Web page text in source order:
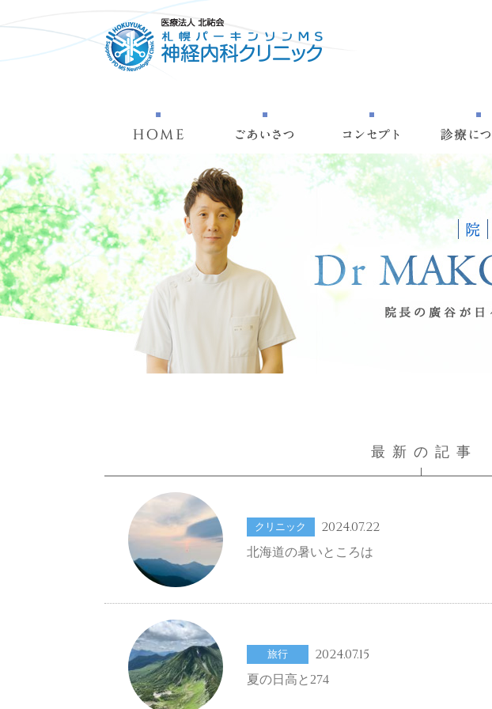
最新の記事
クリニック 2024.07.22
北海道の暑いところは
旅行 2024.07.15
夏の日高と274